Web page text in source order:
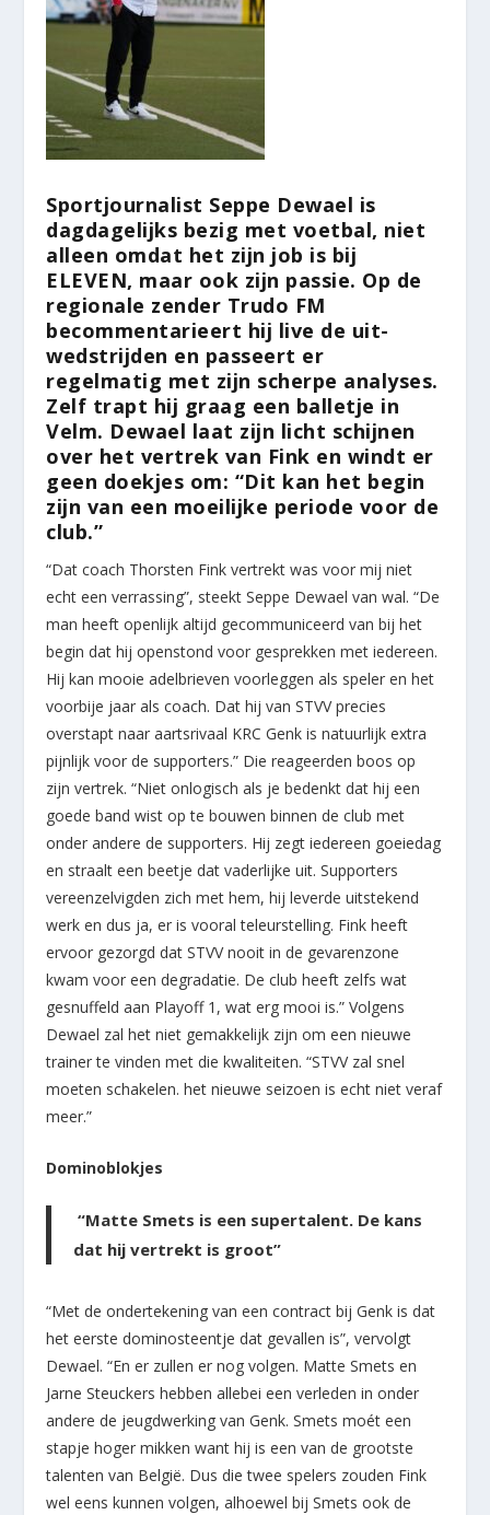
Sportjournalist Seppe Dewael is
dagdagelijks bezig met voetbal, niet
alleen omdat het zijn job is bij
ELEVEN, maar ook zijn passie. Op de
regionale zender Trudo FM
becommentarieert hij live de uit-
wedstrijden en passeert er
regelmatig met zijn scherpe analyses.
Zelf trapt hij graag een balletje in
Velm. Dewael laat zijn licht schijnen
over het vertrek van Fink en windt er
geen doekjes om: “Dit kan het begin
zijn van een moeilijke periode voor de
club.”
“Dat coach Thorsten Fink vertrekt was voor mij niet
echt een verrassing”, steekt Seppe Dewael van wal. “De
man heeft openlijk altijd gecommuniceerd van bij het
begin dat hij openstond voor gesprekken met iedereen.
Hij kan mooie adelbrieven voorleggen als speler en het
voorbije jaar als coach. Dat hij van STVV precies
overstapt naar aartsrivaal KRC Genk is natuurlijk extra
pijnlijk voor de supporters.” Die reageerden boos op
zijn vertrek. “Niet onlogisch als je bedenkt dat hij een
goede band wist op te bouwen binnen de club met
onder andere de supporters. Hij zegt iedereen goeiedag
en straalt een beetje dat vaderlijke uit. Supporters
vereenzelvigden zich met hem, hij leverde uitstekend
werk en dus ja, er is vooral teleurstelling. Fink heeft
ervoor gezorgd dat STVV nooit in de gevarenzone
kwam voor een degradatie. De club heeft zelfs wat
gesnuffeld aan Playoff 1, wat erg mooi is.” Volgens
Dewael zal het niet gemakkelijk zijn om een nieuwe
trainer te vinden met die kwaliteiten. “STVV zal snel
moeten schakelen. het nieuwe seizoen is echt niet veraf
meer.”
Dominoblokjes
“Matte Smets is een supertalent. De kans
dat hij vertrekt is groot”
“Met de ondertekening van een contract bij Genk is dat
het eerste dominosteentje dat gevallen is”, vervolgt
Dewael. “En er zullen er nog volgen. Matte Smets en
Jarne Steuckers hebben allebei een verleden in onder
andere de jeugdwerking van Genk. Smets moét een
stapje hoger mikken want hij is een van de grootste
talenten van België. Dus die twee spelers zouden Fink
wel eens kunnen volgen, alhoewel bij Smets ook de